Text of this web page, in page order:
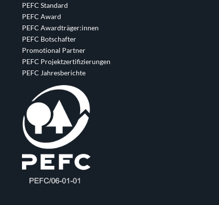
PEFC Standard
PEFC Award
PEFC Awardträger:innen
PEFC Botschafter
Promotional Partner
PEFC Projektzertifizierungen
PEFC Jahresberichte